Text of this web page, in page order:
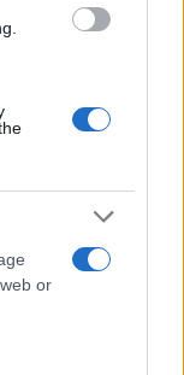
or
ΠΓ στον
ΑΝΙΧΝΕΥΤΗΣ